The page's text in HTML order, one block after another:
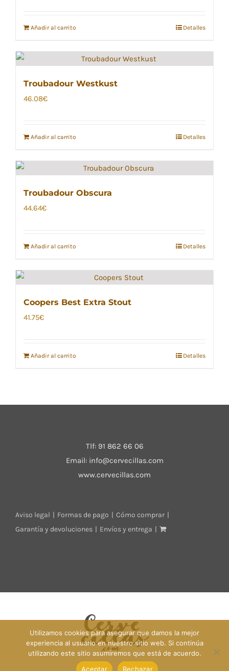
Añadir al carrito Detalles
Troubadour Westkust
46.08€
Añadir al carrito Detalles
Troubadour Obscura
44.64€
Añadir al carrito Detalles
Coopers Best Extra Stout
41.75€
Añadir al carrito Detalles
Tlf: 91 862 66 06
Email: info@cervecillas.com
www.cervecillas.com
Aviso legal Formas de pago
Cómo comprar
Garantía y devoluciones
Envíos y entrega
Utilizamos cookies para asegurar que damos la mejor
experiencia al usuario en nuestro sitio web. Si continúa
utilizando este sitio asumiremos que está de acuerdo.
Aceptar
Rechazar